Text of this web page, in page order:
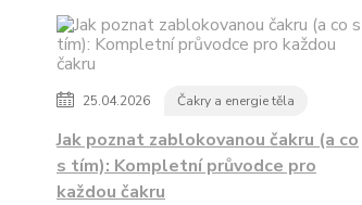
25.04.2026 Čakry a energie těla
Jak poznat zablokovanou čakru (a co
s tím): Kompletní průvodce pro
každou čakru